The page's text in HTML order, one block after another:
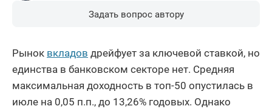
Задать вопрос автору
Рынок вкладов дрейфует за ключевой ставкой, но
единства в банковском секторе нет. Средняя
максимальная доходность в топ-50 опустилась в
июле на 0,05 п.п., до 13,26% годовых. Однако